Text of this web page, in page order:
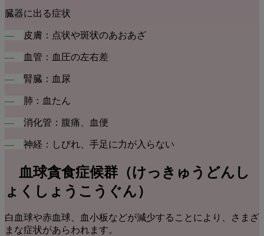
臓器に出る症状
― 皮膚：点状や斑状のあおあざ
― 血管：血圧の左右差
― 腎臓：血尿
― 肺：血たん
― 消化管：腹痛、血便
― 神経：しびれ、手足に力が入らない
血球貪食症候群 （けっきゅうどんし
ょくしょうこうぐん）
白血球や赤血球、血小板などが減少することにより、さまざ
まな症状があらわれます。